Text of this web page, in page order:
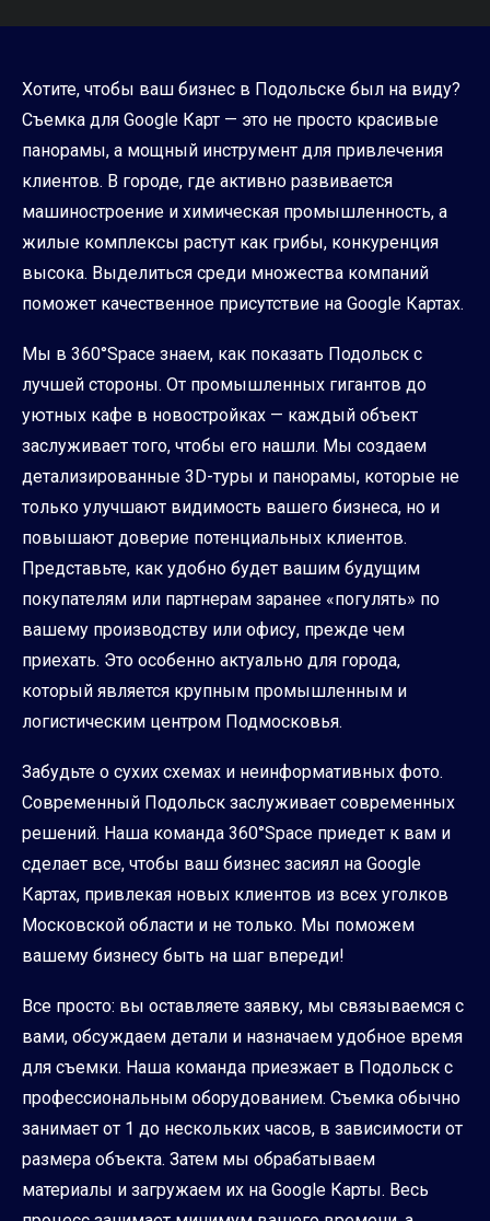
Хотите, чтобы ваш бизнес в Подольске был на виду?
Съемка для Google Карт — это не просто красивые
панорамы, а мощный инструмент для привлечения
клиентов. В городе, где активно развивается
машиностроение и химическая промышленность, а
жилые комплексы растут как грибы, конкуренция
высока. Выделиться среди множества компаний
поможет качественное присутствие на Google Картах.
Мы в 360°Space знаем, как показать Подольск с
лучшей стороны. От промышленных гигантов до
уютных кафе в новостройках — каждый объект
заслуживает того, чтобы его нашли. Мы создаем
детализированные 3D-туры и панорамы, которые не
только улучшают видимость вашего бизнеса, но и
повышают доверие потенциальных клиентов.
Представьте, как удобно будет вашим будущим
покупателям или партнерам заранее «погулять» по
вашему производству или офису, прежде чем
приехать. Это особенно актуально для города,
который является крупным промышленным и
логистическим центром Подмосковья.
Забудьте о сухих схемах и неинформативных фото.
Современный Подольск заслуживает современных
решений. Наша команда 360°Space приедет к вам и
сделает все, чтобы ваш бизнес засиял на Google
Картах, привлекая новых клиентов из всех уголков
Московской области и не только. Мы поможем
вашему бизнесу быть на шаг впереди!
Все просто: вы оставляете заявку, мы связываемся с
вами, обсуждаем детали и назначаем удобное время
для съемки. Наша команда приезжает в Подольск с
профессиональным оборудованием. Съемка обычно
занимает от 1 до нескольких часов, в зависимости от
размера объекта. Затем мы обрабатываем
материалы и загружаем их на Google Карты. Весь